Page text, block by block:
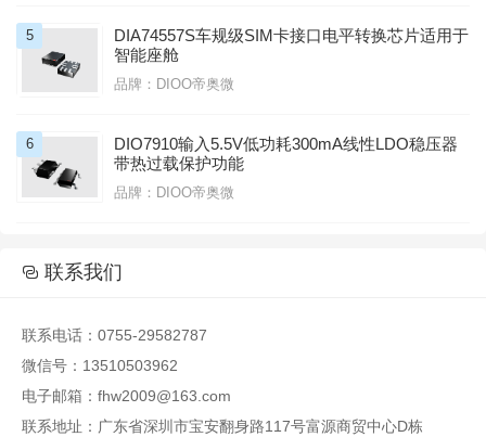
5
DIA74557S车规级SIM卡接口电平转换芯片适用于
智能座舱
品牌：DIOO帝奥微
6
DIO7910输入5.5V低功耗300mA线性LDO稳压器
带热过载保护功能
品牌：DIOO帝奥微
 联系我们
联系电话：0755-29582787
微信号：13510503962
电子邮箱：fhw2009@163.com
联系地址：广东省深圳市宝安翻身路117号富源商贸中心D栋